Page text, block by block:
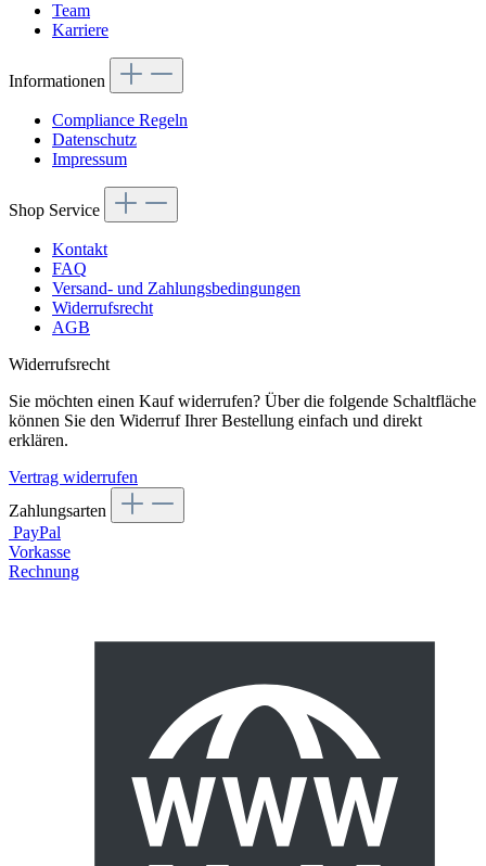
Team
Karriere
Informationen
Compliance Regeln
Datenschutz
Impressum
Shop Service
Kontakt
FAQ
Versand- und Zahlungsbedingungen
Widerrufsrecht
AGB
Widerrufsrecht
Sie möchten einen Kauf widerrufen? Über die folgende Schaltfläche
können Sie den Widerruf Ihrer Bestellung einfach und direkt
erklären.
Vertrag widerrufen
Zahlungsarten
PayPal
Vorkasse
Rechnung